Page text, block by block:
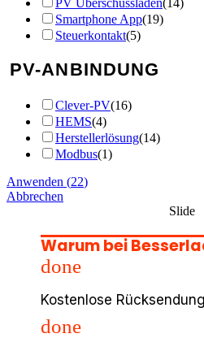
PV Überschussladen(14)
Smartphone App(19)
Steuerkontakt(5)
PV-ANBINDUNG
Clever-PV(16)
HEMS(4)
Herstellerlösung(14)
Modbus(1)
Anwenden (22)
Abbrechen
Slide
Warum bei
done
Kostenlose Rücksendung
done